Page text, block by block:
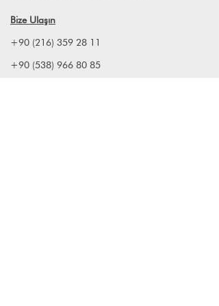
üretimi Dünya'nın en kaliteli porselen
çamuru olan Limoges kullanarak
Ece Dalman & Perihan Yazgıç
Bize Ulaşın
+90 (216) 359 28 11
+90 (538) 966 80 85